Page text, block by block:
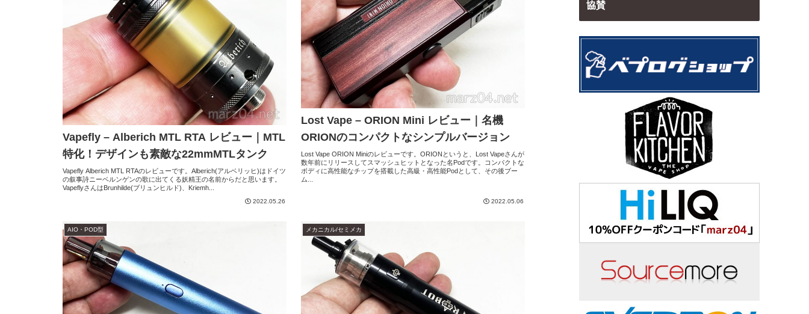
Vapefly – Alberich MTL RTA レビュー｜MTL
特化！デザインも素敵な22mmMTLタンク
Vapefly Alberich MTL RTAのレビューです。Alberich(アルベリッヒ)はドイツ
の叙事詩ニーベルンゲンの歌に出てくる妖精王の名前からだと思います。
VapeflyさんはBrunhilde(ブリュンヒルド)、Kriemh...
2022.05.26
Lost Vape – ORION Mini レビュー｜名機
ORIONのコンパクトなシンプルバージョン
Lost Vape ORION Miniのレビューです。ORIONというと、Lost Vapeさんが
数年前にリリースしてスマッシュヒットとなった名Podです。コンパクトな
ボディに高性能なチップを搭載した高級・高性能Podとして、その後ブー
ム...
2022.05.06
AIO・POD型 メカニカル/セミメカ
協賛